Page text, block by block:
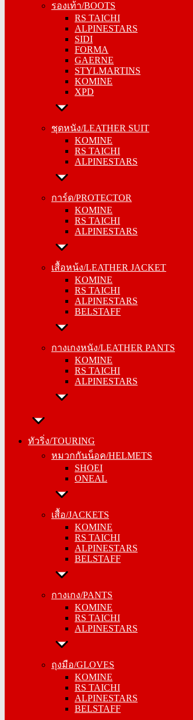
รองเท้า/BOOTS
RS TAICHI
ALPINESTARS
SIDI
FORMA
GAERNE
STYLMARTINS
KOMINE
XPD
ชุดหนัง/LEATHER SUIT
KOMINE
RS TAICHI
ALPINESTARS
การ์ด/PROTECTOR
KOMINE
RS TAICHI
ALPINESTARS
เสื้อหน้ง/LEATHER JACKET
KOMINE
RS TAICHI
ALPINESTARS
BELSTAFF
กางเกงหนัง/LEATHER PANTS
KOMINE
RS TAICHI
ALPINESTARS
ทัวริ่ง/TOURING
หมวกกันน็อค/HELMETS
SHOEI
ONEAL
เสื้อ/JACKETS
KOMINE
RS TAICHI
ALPINESTARS
BELSTAFF
กางเกง/PANTS
KOMINE
RS TAICHI
ALPINESTARS
ถุงมือ/GLOVES
KOMINE
RS TAICHI
ALPINESTARS
BELSTAFF
RS TAICHI
ALPINESTARS
SIDI
FORMA
GAERNE
STYLMARTINS
KOMINE
XPD
KOMINE
RS TAICHI
ALPINESTARS
KOMINE
RS TAICHI
ALPINESTARS
KOMINE
RS TAICHI
ALPINESTARS
BELSTAFF
KOMINE
RS TAICHI
ALPINESTARS
หมวกกันน็อค/HELMETS
SHOEI
ONEAL
KOMINE
RS TAICHI
ALPINESTARS
BELSTAFF
KOMINE
RS TAICHI
ALPINESTARS
KOMINE
RS TAICHI
ALPINESTARS
BELSTAFF